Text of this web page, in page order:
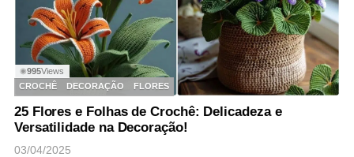
◉995Views
CROCHÊ
DECORAÇÃO FLORES
25 Flores e Folhas de Crochê: Delicadeza e
Versatilidade na Decoração!
03/04/2025